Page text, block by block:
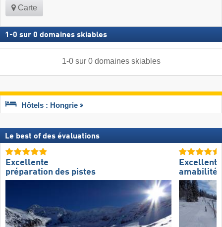
Carte
1 -0 sur 0 domaines skiables
1-0sur 0 domaines skiables
Hôtels : Hongrie
Le best of des évaluations
Excellente
préparation des pistes
Excellente
amabilité